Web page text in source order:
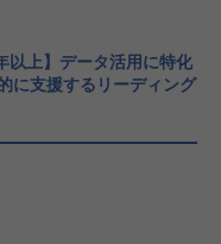
「プロフェッショ
ミッションとして
性を持った技術
多様性のある高度
＆ローコストで提
優位確保に貢献す
ております。
以上】データ活用に特化
に支援するリーディング